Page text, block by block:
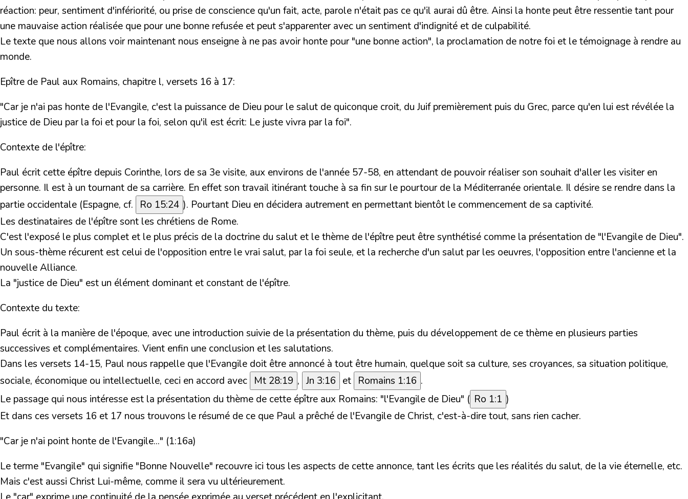
réaction: peur, sentiment d'infériorité, ou prise de conscience qu'un fait, acte, parole n'était pas ce qu'il aurai dû être. Ainsi la honte peut être ressentie tant pour
une mauvaise action réalisée que pour une bonne refusée et peut s'apparenter avec un sentiment d'indignité et de culpabilité.
Le texte que nous allons voir maintenant nous enseigne à ne pas avoir honte pour "une bonne action", la proclamation de notre foi et le témoignage à rendre au
monde.
Epître de Paul aux Romains, chapitre l, versets 16 à 17:
"Car je n'ai pas honte de l'Evangile, c'est la puissance de Dieu pour le salut de quiconque croit, du Juif premièrement puis du Grec, parce qu'en lui est révélée la
justice de Dieu par la foi et pour la foi, selon qu'il est écrit: Le juste vivra par la foi".
Contexte de l'épître:
Paul écrit cette épître depuis Corinthe, lors de sa 3e visite, aux environs de l'année 57-58, en attendant de pouvoir réaliser son souhait d'aller les visiter en
personne. Il est à un tournant de sa carrière. En effet son travail itinérant touche à sa fin sur le pourtour de la Méditerranée orientale. Il désire se rendre dans la
partie occidentale (Espagne, cf.
Ro 15:24 ). Pourtant Dieu en décidera autrement en permettant bientôt le commencement de sa captivité.
Les destinataires de l'épître sont les chrétiens de Rome.
C'est l'exposé le plus complet et le plus précis de la doctrine du salut et le thème de l'épître peut être synthétisé comme la présentation de "l'Evangile de Dieu".
Un sous-thème récurent est celui de l'opposition entre le vrai salut, par la foi seule, et la recherche d'un salut par les oeuvres, l'opposition entre l'ancienne et la
nouvelle Alliance.
La "justice de Dieu" est un élément dominant et constant de l'épître.
Contexte du texte:
Paul écrit à la manière de l'époque, avec une introduction suivie de la présentation du thème, puis du développement de ce thème en plusieurs parties
successives et complémentaires. Vient enfin une conclusion et les salutations.
Dans les versets 14-15, Paul nous rappelle que l'Evangile doit être annoncé à tout être humain, quelque soit sa culture, ses croyances, sa situation politique,
sociale, économique ou intellectuelle, ceci en accord avec Mt 28:19 , Jn 3:16 et Romains 1:16 .
Le passage qui nous intéresse est la présentation du thème de cette épître aux Romains: "l'Evangile de Dieu" ( Ro 1:1 )
Et dans ces versets 16 et 17 nous trouvons le résumé de ce que Paul a prêché de l'Evangile de Christ, c'est-à-dire tout, sans rien cacher.
"Car je n'ai point honte de l'Evangile..." (1:16a)
Le terme "Evangile" qui signifie "Bonne Nouvelle" recouvre ici tous les aspects de cette annonce, tant les écrits que les réalités du salut, de la vie éternelle, etc.
Mais c'est aussi Christ Lui-même, comme il sera vu ultérieurement.